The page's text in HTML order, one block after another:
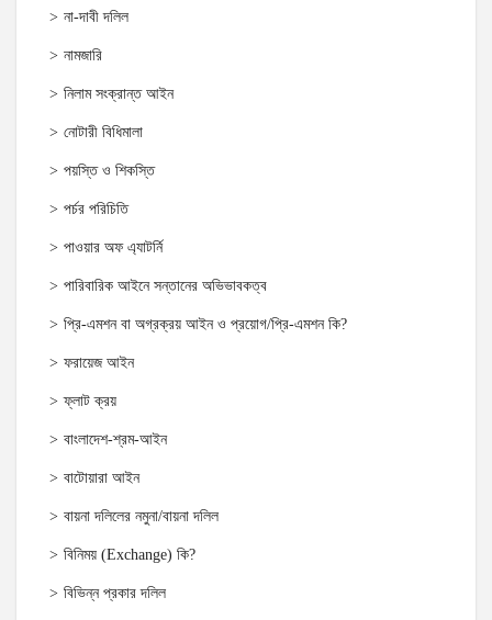
না-দাবী দলিল
নামজারি
নিলাম সংক্রান্ত আইন
নোটারী বিধিমালা
পয়স্তি ও শিকস্তি
পর্চর পরিচিতি
পাওয়ার অফ এ্যাটর্নি
পারিবারিক আইনে সন্তানের অভিভাবকত্ব
প্রি-এমশন বা অগ্রক্রয় আইন ও প্রয়োগ/প্রি-এমশন কি?
ফরায়েজ আইন
ফ্লাট ক্রয়
বাংলাদেশ-শ্রম-আইন
বাটোয়ারা আইন
বায়না দলিলের নমুনা/বায়না দলিল
বিনিময় (Exchange) কি?
বিভিন্ন প্রকার দলিল